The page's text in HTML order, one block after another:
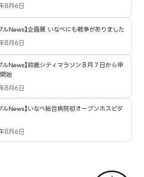
8月6日
ルNews】企画展 いなべにも戦争がありました
8月6日
ルNews】鈴鹿シティマラソン８月７日から申
始
8月6日
ルNews】いなべ総合病院初オープンホスピタ
8月6日